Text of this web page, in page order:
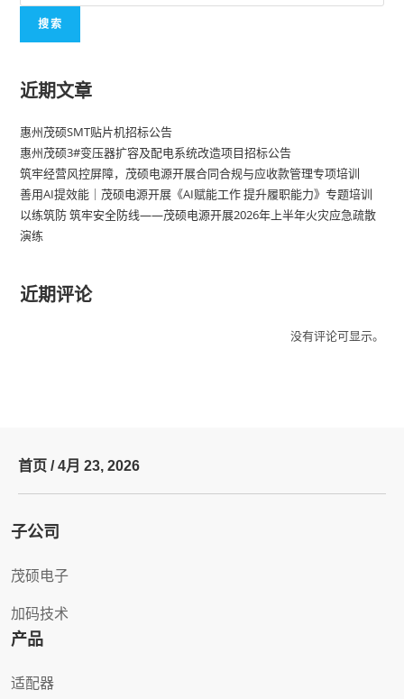
搜索
近期文章
惠州茂硕SMT贴片机招标公告
惠州茂硕3#变压器扩容及配电系统改造项目招标公告
筑牢经营风控屏障，茂硕电源开展合同合规与应收款管理专项培训
善用AI提效能｜茂硕电源开展《AI赋能工作 提升履职能力》专题培训
以练筑防 筑牢安全防线——茂硕电源开展2026年上半年火灾应急疏散
演练
近期评论
没有评论可显示。
首页 /4月 23, 2026
子公司
茂硕电子
加码技术
产品
适配器